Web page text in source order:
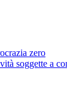
zero
soggette a